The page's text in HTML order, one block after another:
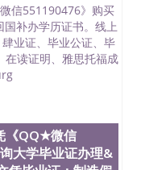
学院排名在全美
继续攀升中。纽
士学位。学校的
、教育、建筑工
、生物学、统计
、环境污染控
、戏剧、市场营
、人工智能、商
，确定客户办理
《QQ★微信
大学毕业证办理&